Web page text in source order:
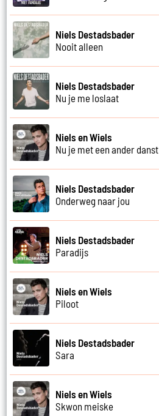
Niels Destadsbader
Nooit alleen
Niels Destadsbader
Nu je me loslaat
Niels en Wiels
Nu je met een ander danst
Niels Destadsbader
Onderweg naar jou
Niels Destadsbader
Paradijs
Niels en Wiels
Piloot
Niels Destadsbader
Sara
Niels en Wiels
Skwon meiske